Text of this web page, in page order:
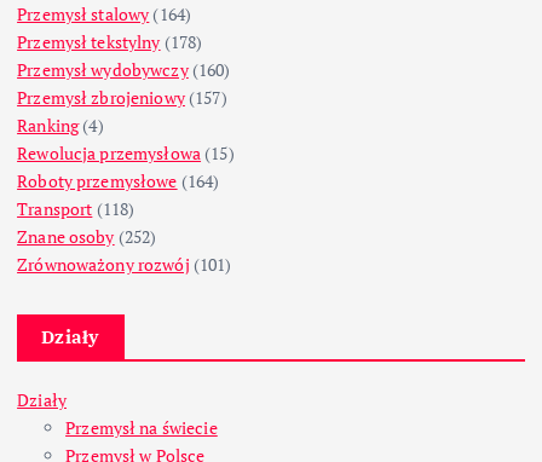
Przemysł stalowy (164)
Przemysł tekstylny (178)
Przemysł wydobywczy(160)
Przemysł zbrojeniowy(157)
Ranking(4)
Rewolucja przemysłowa (15)
Roboty przemysłowe (164)
Transport (118)
Znane osoby (252)
Zrównoważony rozwój (101)
Działy
Działy
Przemysł na świecie
Przemysł w Polsce